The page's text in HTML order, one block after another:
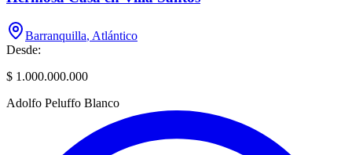
Barranquilla, Atlántico
Desde:
$ 1.000.000.000
Adolfo Peluffo Blanco